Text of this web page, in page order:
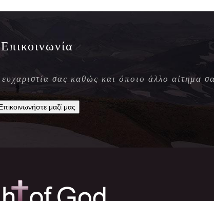
Επικοινωνία
σας καθώς και όποιο άλλο αίτημα
μαζί μας